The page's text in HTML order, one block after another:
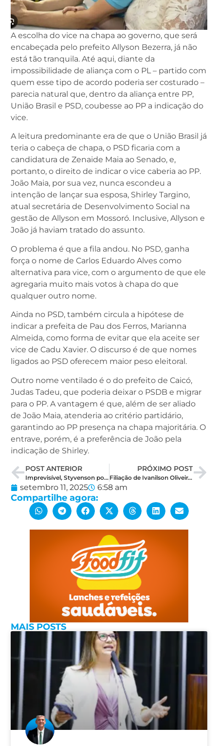
A escolha do vice na chapa ao governo, que será
encabeçada pelo prefeito Allyson Bezerra, já não
está tão tranquila. Até aqui, diante da
impossibilidade de aliança com o PL – partido com
quem esse tipo de acordo poderia ser costurado –
parecia natural que, dentro da aliança entre PP,
União Brasil e PSD, coubesse ao PP a indicação do
vice.
A leitura predominante era de que o União Brasil já
teria o cabeça de chapa, o PSD ficaria com a
candidatura de Zenaide Maia ao Senado, e,
portanto, o direito de indicar o vice caberia ao PP.
João Maia, por sua vez, nunca escondeu a
intenção de lançar sua esposa, Shirley Targino,
atual secretária de Desenvolvimento Social na
gestão de Allyson em Mossoró. Inclusive, Allyson e
João já haviam tratado do assunto.
O problema é que a fila andou. No PSD, ganha
força o nome de Carlos Eduardo Alves como
alternativa para vice, com o argumento de que ele
agregaria muito mais votos à chapa do que
qualquer outro nome.
Ainda no PSD, também circula a hipótese de
indicar a prefeita de Pau dos Ferros, Marianna
Almeida, como forma de evitar que ela aceite ser
vice de Cadu Xavier. O discurso é de que nomes
ligados ao PSD oferecem maior peso eleitoral.
Outro nome ventilado é o do prefeito de Caicó,
Judas Tadeu, que poderia deixar o PSDB e migrar
para o PP. A vantagem é que, além de ser aliado
de João Maia, atenderia ao critério partidário,
garantindo ao PP presença na chapa majoritária. O
entrave, porém, é a preferência de João pela
indicação de Shirley.
POST ANTERIOR
Imprevisível, Styvenson pode surpreender e ameaça virar a mesa em 2026
PRÓXIMO POST
Filiação de Ivanilson Oliveira ao MDB aumenta crise entre vereadores da base de Allyson
setembro 11, 2025 6:58 am
Compartilhe agora:
MAIS POSTS